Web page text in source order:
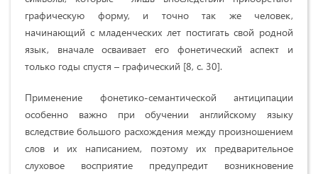
графическую форму, и точно так же человек,
начинающий с младенческих лет постигать свой родной
язык, вначале осваивает его фонетический аспект и
только годы спустя – графический [8, c. 30].
Применение фонетико-семантической антиципации
особенно важно при обучении английскому языку
вследствие большого расхождения между произношением
слов и их написанием, поэтому их предварительное
слуховое восприятие предупредит возникновение